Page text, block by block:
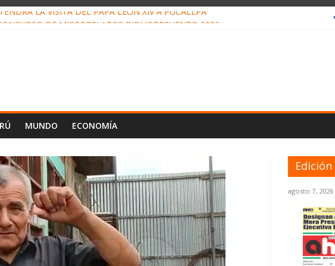
LA VISITA DEL PAPA LEÓN XIV A PUCALLPA
MUNDO ECONOMÍA
agosto 7, 2026